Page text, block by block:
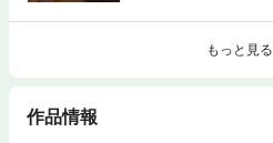
もっと見る
作品情報